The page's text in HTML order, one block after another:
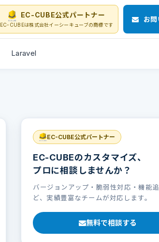
EC-CUBE公式パートナー
EC-CUBEは株式会社イーシーキューブの商標です
お
Laravel
EC-CUBE公式パートナー
EC-CUBEのカスタマイズ、
プロに相談しませんか？
バージョンアップ・脆弱性対応・機能
ど、実績豊富なチームが対応します。
無料で相談する